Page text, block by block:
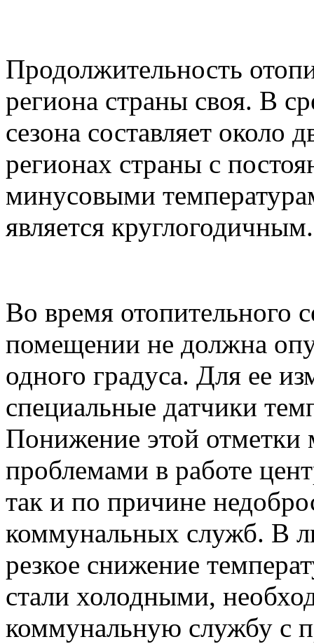
Продолжительность
региона страны своя. В
сезона составляет около
регионах страны с
минусовыми
является круглогодичным.
Во время отопительного
помещении не должна
одного градуса. Для ее
специальные датчики
Понижение этой отметки
проблемами в работе
так и по причине
коммунальных служб. В
резкое снижение
стали холодными,
коммунальную службу с